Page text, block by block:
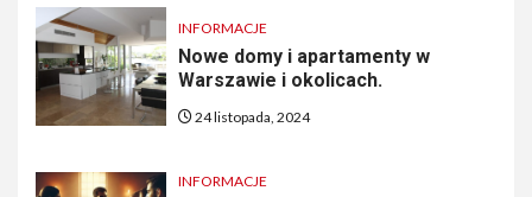
INFORMACJE
Nowe domy i apartamenty w
Warszawie i okolicach.
24 listopada, 2024
INFORMACJE